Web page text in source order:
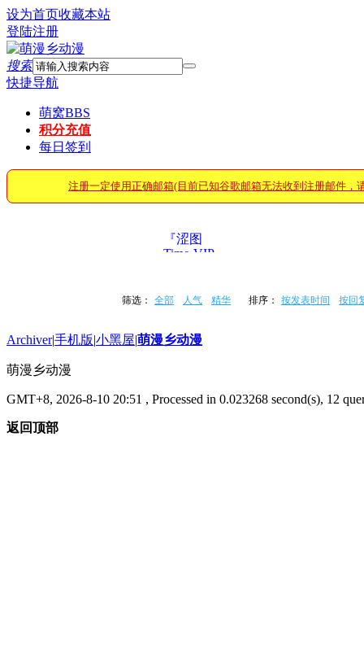
设为首页收藏本站
登陆注册
搜索
快捷导航
萌窝BBS
积分充值
每日签到
注册一定使用正确邮箱(目前已知谷歌邮箱无法收到注册邮件，
『涩图
Time·VIP』
筛选： 全部 人气 精华 排序： 按发表时间 按回
Archiver|手机版|小黑屋|萌漫乡动漫
萌漫乡动漫
GMT+8, 2026-8-10 20:51 , Processed in 0.023268 second(s), 12
返回顶部